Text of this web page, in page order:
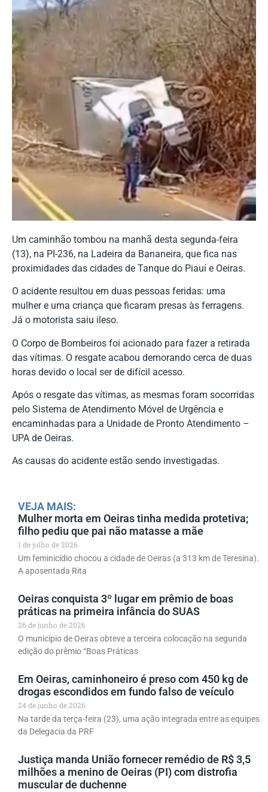
Um caminhão tombou na manhã desta segunda-feira
(13), na PI-236, na Ladeira da Bananeira, que fica nas
proximidades das cidades de Tanque do Piauí e Oeiras.
O acidente resultou em duas pessoas feridas: uma
mulher e uma criança que ficaram presas às ferragens.
Já o motorista saiu ileso.
O Corpo de Bombeiros foi acionado para fazer a retirada
das vítimas. O resgate acabou demorando cerca de duas
horas devido o local ser de difícil acesso.
Após o resgate das vítimas, as mesmas foram socorridas
pelo Sistema de Atendimento Móvel de Urgência e
encaminhadas para a Unidade de Pronto Atendimento –
UPA de Oeiras.
As causas do acidente estão sendo investigadas.
VEJA MAIS:
Mulher morta em Oeiras tinha medida protetiva;
filho pediu que pai não matasse a mãe
1 de julho de 2026
Um feminicídio chocou a cidade de Oeiras (a 313 km de Teresina).
A aposentada Rita
Oeiras conquista 3º lugar em prêmio de boas
práticas na primeira infância do SUAS
26 de junho de 2026
O município de Oeiras obteve a terceira colocação na segunda
edição do prêmio “Boas Práticas
Em Oeiras, caminhoneiro é preso com 450 kg de
drogas escondidos em fundo falso de veículo
24 de junho de 2026
Na tarde da terça-feira (23), uma ação integrada entre as equipes
da Delegacia da PRF
Justiça manda União fornecer remédio de R$ 3,5
milhões a menino de Oeiras (PI) com distrofia
muscular de duchenne